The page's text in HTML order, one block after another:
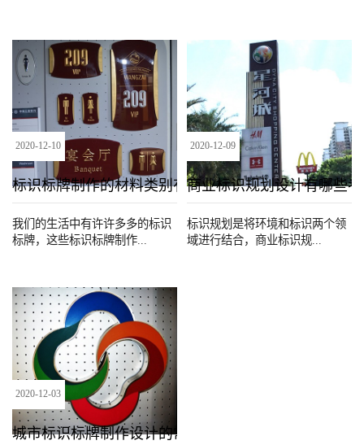
2020-12-10
标识标牌制作的材料类别有哪些？
我们的生活中有许许多多的标识
标牌，这些标识标牌制作...
2020-12-09
商业标识规划设计有哪些
标识规划是将环境和标识两个领
域进行结合，商业标识规...
2020-12-03
城市标识标牌制作设计的常见创意有哪些